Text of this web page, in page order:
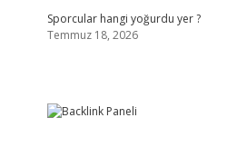
Sporcular hangi yoğurdu yer ?
Temmuz 18, 2026